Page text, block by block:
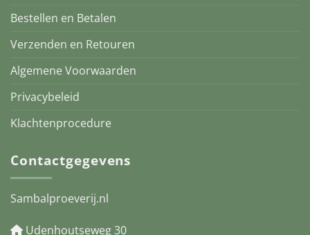
Bestellen en Betalen
Verzenden en Retouren
Algemene Voorwaarden
Privacybeleid
Klachtenprocedure
Contactgegevens
Sambalproeverij.nl
Udenhoutseweg 30